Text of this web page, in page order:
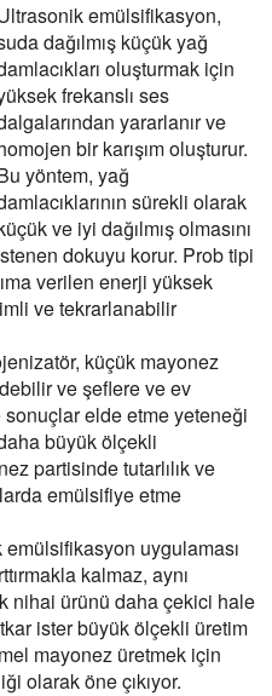
emülsifikasyon,
dağılmış küçük yağ
oluşturmak için
frekanslı ses
yararlanır ve
bir karışım oluşturur.
yöntem, yağ
sürekli olarak
ve iyi dağılmış olmasını
dokuyu korur. Prob tipi
verilen enerji yüksek
ve tekrarlanabilir
küçük mayonez
ve şeflere ve ev
sonuçlar elde etme yeteneği
büyük ölçekli
partisinde tutarlılık ve
emülsifiye etme
uygulaması
kalmaz, aynı
nihai ürünü daha çekici hale
ister büyük ölçekli üretim
mayonez üretmek için
olarak öne çıkıyor.